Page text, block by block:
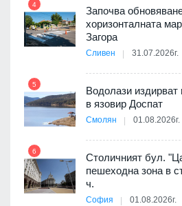
4
Започва
хоризонталната
Загора
Сливен 31.07.2026г.
5
Водолази
в язовир Доспат
Смолян 01.08.2026г.
6
Столичният бул.
пешеходна зона в
ч.
София 01.08.2026г.